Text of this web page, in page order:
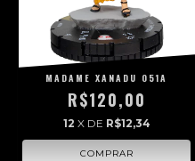
MADAME XANADU 051A
R$120,00
12 X DE R$12,34